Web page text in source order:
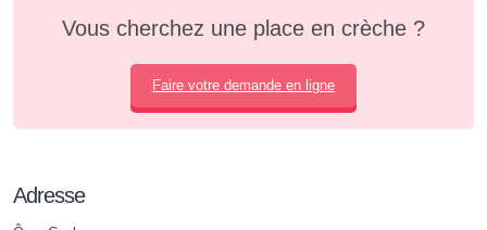
Vous cherchez une place en crèche ?
Faire votre demande en ligne
Adresse